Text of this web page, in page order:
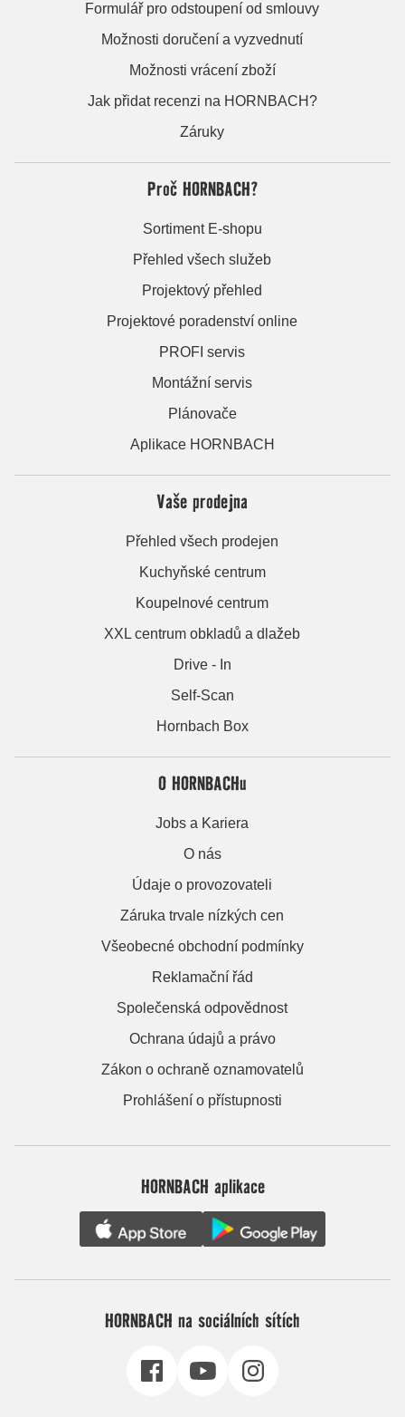
Formulář pro odstoupení od smlouvy
Možnosti doručení a vyzvednutí
Možnosti vrácení zboží
Jak přidat recenzi na HORNBACH?
Záruky
Proč HORNBACH?
Sortiment E-shopu
Přehled všech služeb
Projektový přehled
Projektové poradenství online
PROFI servis
Montážní servis
Plánovače
Aplikace HORNBACH
Vaše prodejna
Přehled všech prodejen
Kuchyňské centrum
Koupelnové centrum
XXL centrum obkladů a dlažeb
Drive - In
Self-Scan
Hornbach Box
O HORNBACHu
Jobs a Kariera
O nás
Údaje o provozovateli
Záruka trvale nízkých cen
Všeobecné obchodní podmínky
Reklamační řád
Společenská odpovědnost
Ochrana údajů a právo
Zákon o ochraně oznamovatelů
Prohlášení o přístupnosti
HORNBACH aplikace
HORNBACH na sociálních sítích